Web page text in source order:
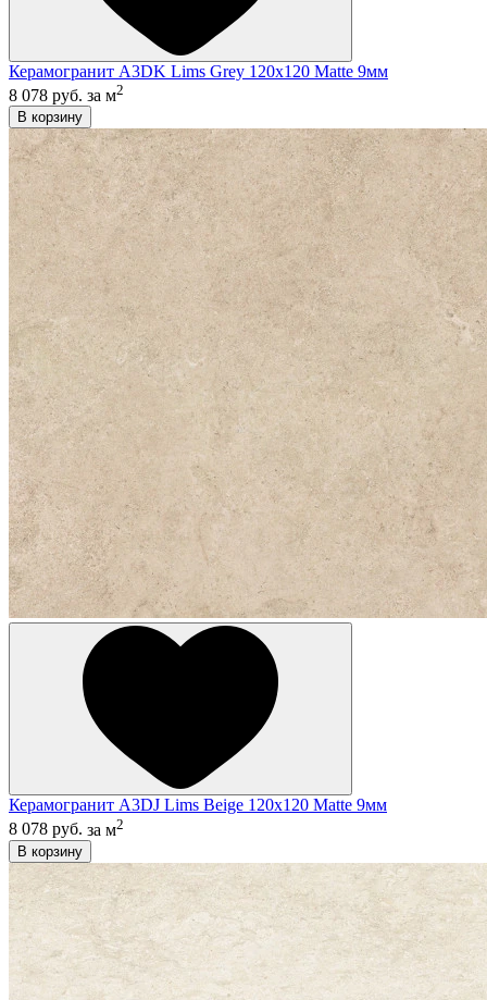
Керамогранит A3DK Lims Grey 120x120 Matte 9мм
8 078 руб. за м2
В корзину
Керамогранит A3DJ Lims Beige 120x120 Matte 9мм
8 078 руб. за м2
В корзину